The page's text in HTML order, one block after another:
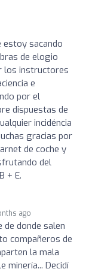
estoy sacando
de elogio
los instructores
e
por el
dispuestas de
incidéncia
gracias por
de coche y
del
+ E.
ago
de donde salen
compañeros de
la mala
minería... Decidí